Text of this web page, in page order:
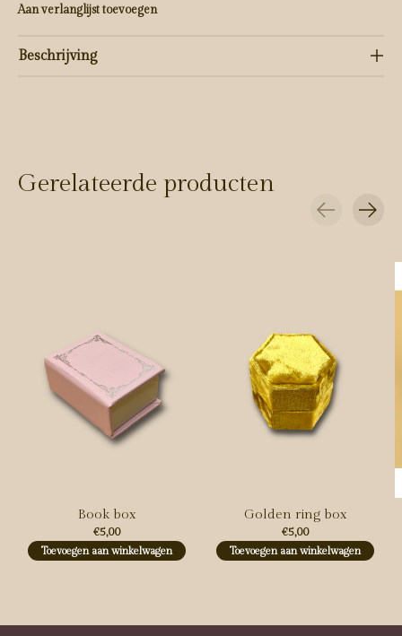
Aan verlanglijst toevoegen
Beschrijving
Gerelateerde producten
Book box
€5,00
Toevoegen aan winkelwagen
Golden ring box
€5,00
Toevoegen aan winkelwagen